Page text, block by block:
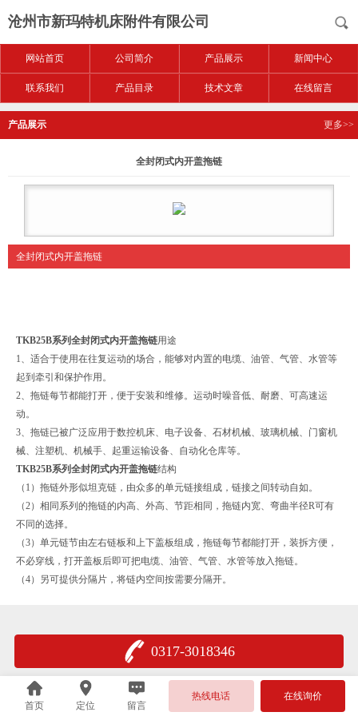
沧州市新玛特机床附件有限公司
网站首页 公司简介 产品展示 新闻中心
联系我们 产品目录 技术文章 在线留言
产品展示 更多>>
全封闭式内开盖拖链
全封闭式内开盖拖链
TKB25B系列全封闭式内开盖拖链用途
1、适合于使用在往复运动的场合，能够对内置的电缆、油管、气管、水管等
起到牵引和保护作用。
2、拖链每节都能打开，便于安装和维修。运动时噪音低、耐磨、可高速运
动。
3、拖链已被广泛应用于数控机床、电子设备、石材机械、玻璃机械、门窗机
械、注塑机、机械手、起重运输设备、自动化仓库等。
TKB25B系列全封闭式内开盖拖链结构
（1）拖链外形似坦克链，由众多的单元链接组成，链接之间转动自如。
（2）相同系列的拖链的内高、外高、节距相同，拖链内宽、弯曲半径R可有
不同的选择。
（3）单元链节由左右链板和上下盖板组成，拖链每节都能打开，装拆方便，
不必穿线，打开盖板后即可把电缆、油管、气管、水管等放入拖链。
（4）另可提供分隔片，将链内空间按需要分隔开。
0317-3018346
首页 定位 留言
热线电话 在线询价